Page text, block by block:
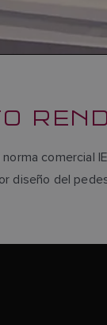
comercial
diseño del